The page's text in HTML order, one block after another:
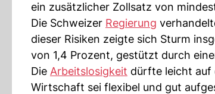
ein zusätzlicher Zollsatz von
Die Schweizer Regierung
dieser Risiken zeigte sich Sturm
von 1,4 Prozent, gestützt durch
Die Arbeitslosigkeit dürfte leicht auf
Wirtschaft sei flexibel und gut